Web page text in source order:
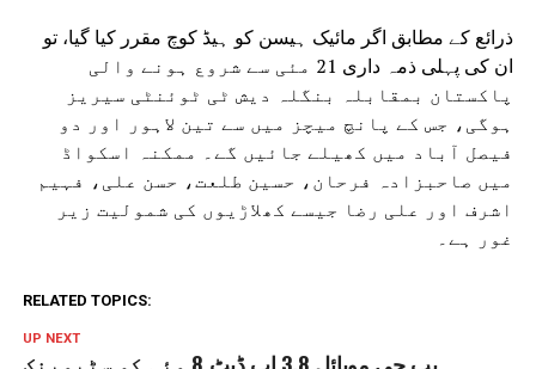
ذرائع کے مطابق اگر مائیک ہیسن کو ہیڈ کوچ مقرر کیا گیا، تو
ان کی پہلی ذمہ داری 21 مئی سے شروع ہونے والی
پاکستان بمقابلہ بنگلہ دیش ٹی ٹوئنٹی سیریز
ہوگی، جس کے پانچ میچز میں سے تین لاہور اور دو
فیصل آباد میں کھیلے جائیں گے۔ ممکنہ اسکواڈ
میں صاحبزادہ فرحان، حسین طلعت، حسن علی، فہیم
اشرف اور علی رضا جیسے کھلاڑیوں کی شمولیت زیر
غور ہے۔
RELATED TOPICS:
UP NEXT